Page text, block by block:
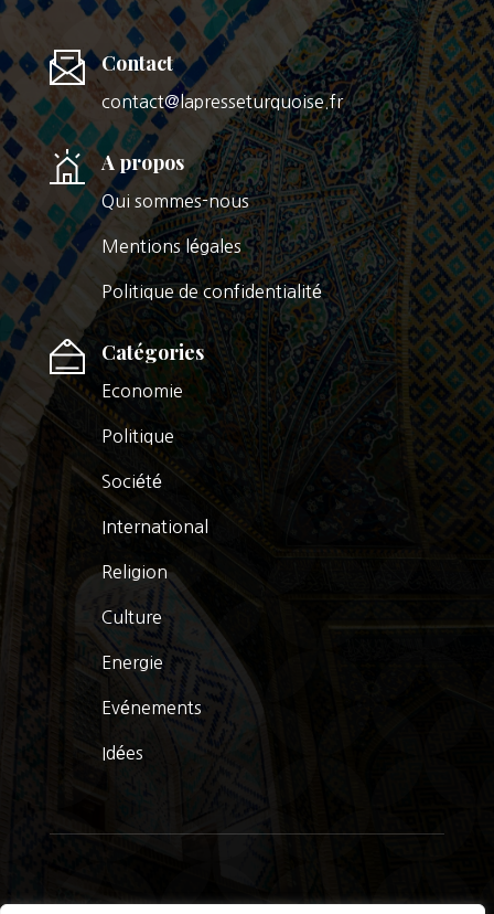
Contact
contact@lapresseturquoise.fr
A propos
Qui sommes-nous
Mentions légales
Politique de confidentialité
Catégories
Economie
Politique
Société
International
Religion
Culture
Energie
Evénements
Idées